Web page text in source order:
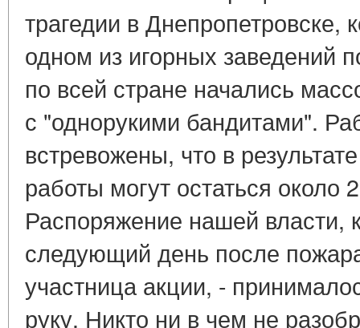
трагедии в Днепропетровске,
одном из игорных заведений
по всей стране начались
с "однорукими бандитами".
встревожены, что в
работы могут остаться около
Распоряжение нашей власти,
следующий день после
участница акции, -
руку. Никто ни в чем не